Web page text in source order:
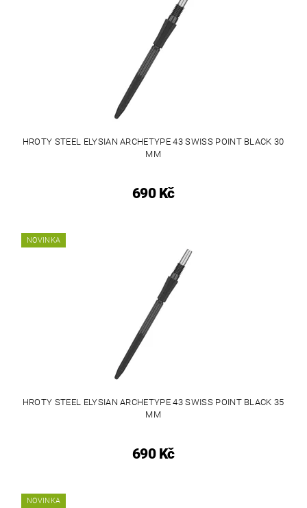
HROTY STEEL ELYSIAN ARCHETYPE 43 SWISS POINT BLACK 30
MM
690 Kč
NOVINKA
HROTY STEEL ELYSIAN ARCHETYPE 43 SWISS POINT BLACK 35
MM
690 Kč
NOVINKA